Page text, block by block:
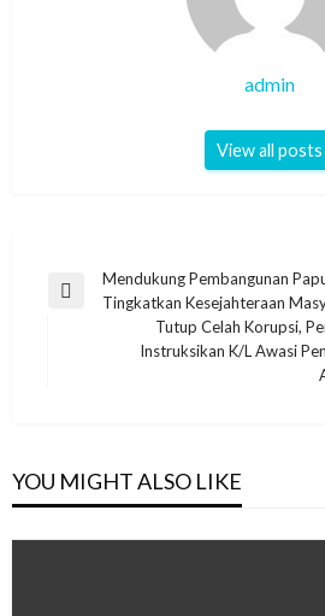
admin
View all posts
Post
navigation
Previous
Mendukung Pembangunan
Tingkatkan Kesejahteraan
Tutup Celah Korupsi,
Instruksikan K/L Awasi
YOU MIGHT ALSO LIKE